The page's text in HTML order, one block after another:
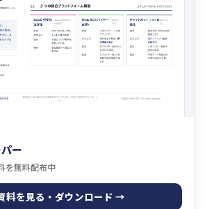
ー
を無料配布中
料を見る・ダウンロード →